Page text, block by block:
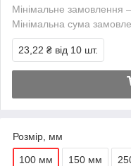
Мінімальне замовлення
Мінімальна сума
23,22 ₴ від 10 шт.
Розмір, мм
100 мм 150 мм